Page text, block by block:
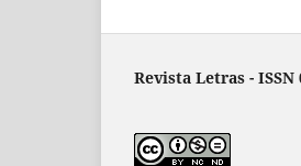
Revista Letras -